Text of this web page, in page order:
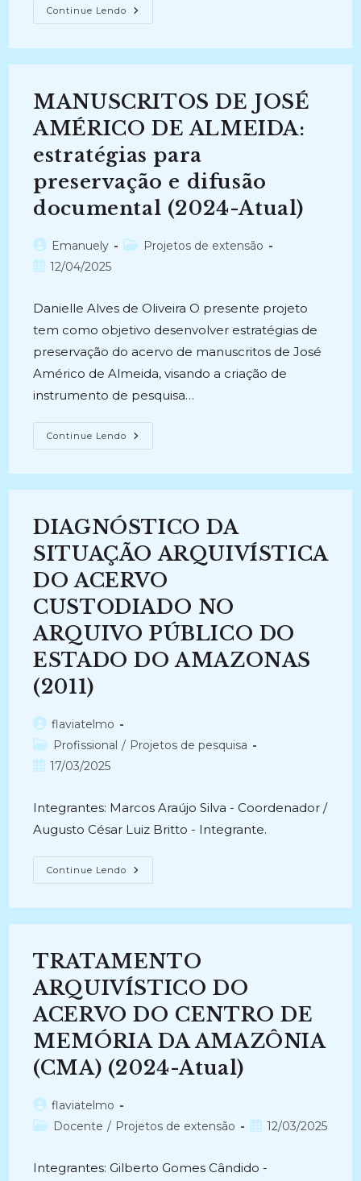
Continue Lendo INFORMAÇÃO
E
LINGUAGEM
Atual)
MANUSCRITOS DE JOSÉ
AMÉRICO DE ALMEIDA:
estratégias para
preservação e difusão
documental (2024-Atual)
Autor
do
Emanuely
Categoria
Projetos de extensão
Post12/04/2025
Danielle Alves de Oliveira O presente projeto
tem como objetivo desenvolver estratégias de
preservação do acervo de manuscritos de José
Américo de Almeida, visando a criação de
instrumento de pesquisa…
Continue Lendo MANUSCRITOS
DE
ALMEIDA:
Preservação
E
Difusão
Documental
(2024-
Atual)
DIAGNÓSTICO DA
SITUAÇÃO ARQUIVÍSTICA
DO ACERVO
CUSTODIADO NO
ARQUIVO PÚBLICO DO
ESTADO DO AMAZONAS
(2011)
Autor
do
post:
flaviatelmo
Categoria
do
Profissional / Projetos de pesquisa
Post17/03/2025
Integrantes: Marcos Araújo Silva - Coordenador /
Augusto César Luiz Britto - Integrante.
Continue Lendo DIAGNÓSTICO
DA
ACERVO
ARQUIVO
PÚBLICO
DO
ESTADO
DO
AMAZONAS
TRATAMENTO
ARQUIVÍSTICO DO
ACERVO DO CENTRO DE
MEMÓRIA DA AMAZÔNIA
(CMA) (2024-Atual)
Autor
do
flaviatelmo
Categoria
Docente / Projetos de extensão
Post12/03/2025
Integrantes: Gilberto Gomes Cândido -